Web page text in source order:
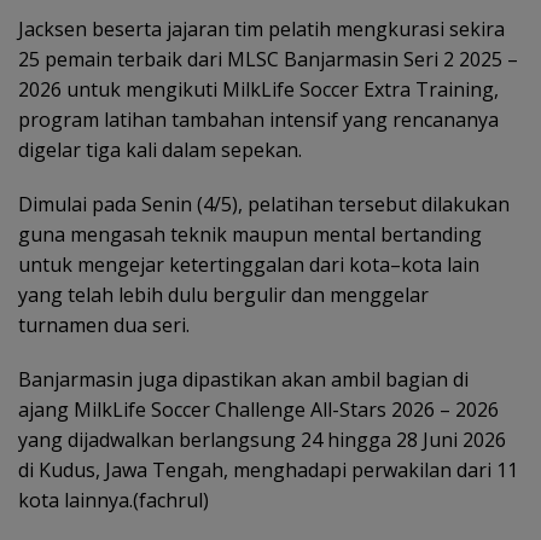
Jacksen beserta jajaran tim pelatih mengkurasi sekira
25 pemain terbaik dari MLSC Banjarmasin Seri 2 2025 –
2026 untuk mengikuti MilkLife Soccer Extra Training,
program latihan tambahan intensif yang rencananya
digelar tiga kali dalam sepekan.
Dimulai pada Senin (4/5), pelatihan tersebut dilakukan
guna mengasah teknik maupun mental bertanding
untuk mengejar ketertinggalan dari kota–kota lain
yang telah lebih dulu bergulir dan menggelar
turnamen dua seri.
Banjarmasin juga dipastikan akan ambil bagian di
ajang MilkLife Soccer Challenge All-Stars 2026 – 2026
yang dijadwalkan berlangsung 24 hingga 28 Juni 2026
di Kudus, Jawa Tengah, menghadapi perwakilan dari 11
kota lainnya.(fachrul)